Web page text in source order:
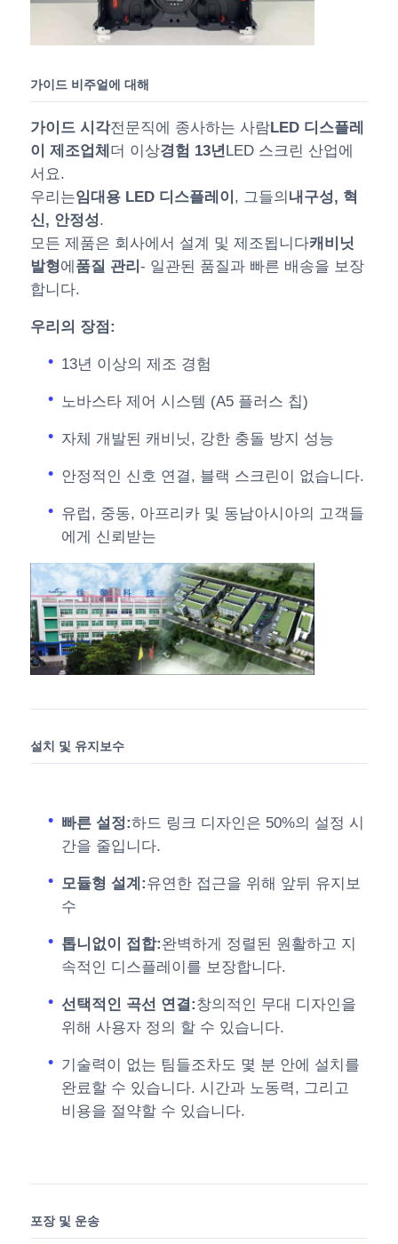
가이드 비주얼에 대해
가이드 시각전문직에 종사하는 사람LED 디스플레
이 제조업체 더 이상경험 13년 LED 스크린 산업에
서요.
우리는임대용 LED 디스플레이 , 그들의 내구성, 혁
신, 안정성.
모든 제품은 회사에서 설계 및 제조됩니다캐비닛
발형에 품질 관리- 일관된 품질과 빠른 배송을 보장
합니다.
우리의 장점:
13년 이상의 제조 경험
노바스타 제어 시스템 (A5 플러스 칩)
자체 개발된 캐비닛, 강한 충돌 방지 성능
안정적인 신호 연결, 블랙 스크린이 없습니다.
유럽, 중동, 아프리카 및 동남아시아의 고객들
에게 신뢰받는
설치 및 유지보수
빠른 설정:하드 링크 디자인은 50%의 설정 시
간을 줄입니다.
모듈형 설계:유연한 접근을 위해 앞뒤 유지보
수
톱니없이 접합:완벽하게 정렬된 원활하고 지
속적인 디스플레이를 보장합니다.
선택적인 곡선 연결:창의적인 무대 디자인을
위해 사용자 정의 할 수 있습니다.
기술력이 없는 팀들조차도 몇 분 안에 설치를
완료할 수 있습니다. 시간과 노동력, 그리고
비용을 절약할 수 있습니다.
포장 및 운송